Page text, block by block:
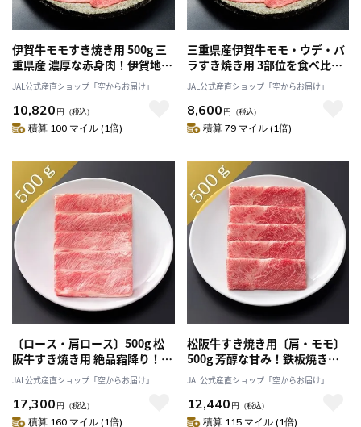
伊賀牛モモすき焼き用 500g 三
重県産 濃厚な赤身肉！伊賀地域
のみの希少な牛「有限会社伊賀
肉の駒井」送料無料
JAL公式産直ショップ「空からお届け」
10,820 円 （税込）
積算 100 マイル (1倍)
三重県産伊賀牛モモ・ウデ・バ
ラすき焼き用 3部位を食べ比
べ！伊賀地域のみの希少な牛
「有限会社伊賀肉の駒井」送料
無料
JAL公式産直ショップ「空からお届け」
8,600 円 （税込）
積算 79 マイル (1倍)
〔ロース・肩ロース〕500g 松
阪牛すき焼き用 絶品霜降り！す
き焼きや、しゃぶしゃぶに最適
「まるよし」送料無料
JAL公式産直ショップ「空からお届け」
17,300 円 （税込）
積算 160 マイル (1倍)
松阪牛すき焼き用〔肩・モモ〕
500g 芳醇な甘み！鉄板焼き、
炒め物にもおすすめ「まるよ
し」送料無料
JAL公式産直ショップ「空からお届け」
12,440 円 （税込）
積算 115 マイル (1倍)